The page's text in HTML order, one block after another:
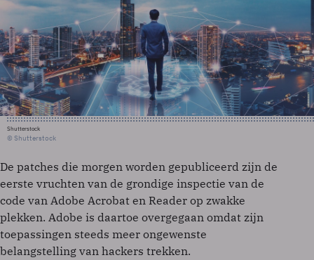
Shutterstock
© Shutterstock
De patches die morgen worden gepubliceerd zijn de
eerste vruchten van de grondige inspectie van de
code van Adobe Acrobat en Reader op zwakke
plekken. Adobe is daartoe overgegaan omdat zijn
toepassingen steeds meer ongewenste
belangstelling van hackers trekken.